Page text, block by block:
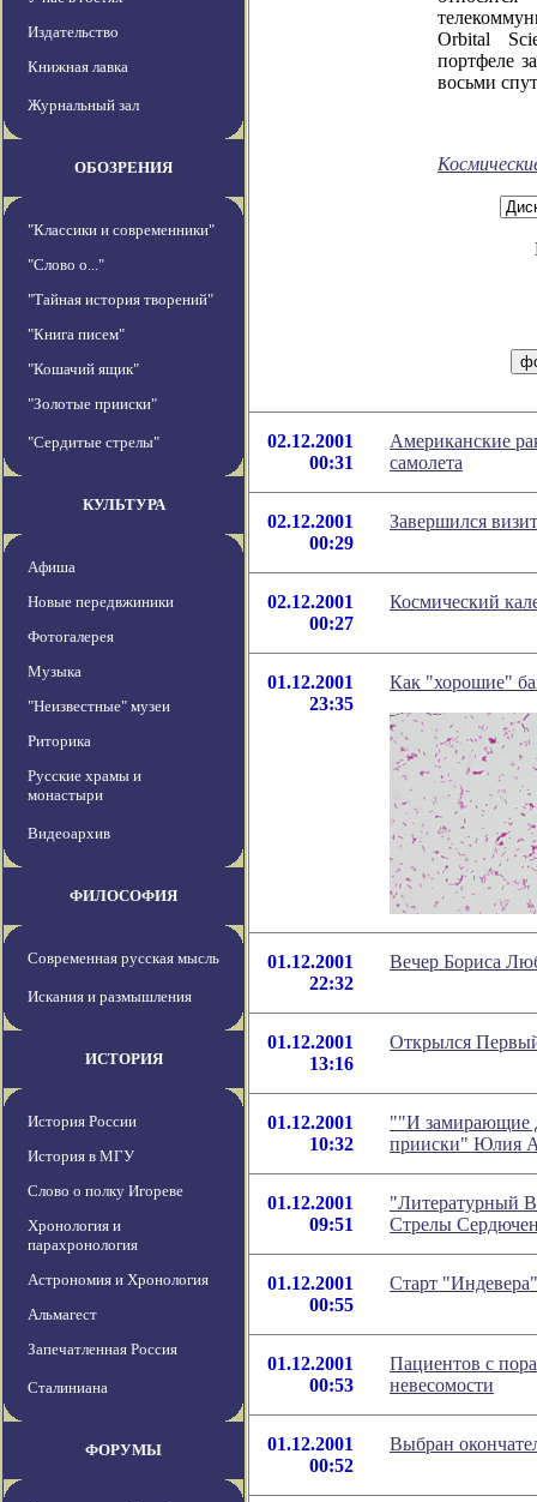
Издательство
Книжная лавка
Журнальный зал
ОБОЗРЕНИЯ
"Классики и современники"
"Слово о..."
"Тайная история творений"
"Книга писем"
"Кошачий ящик"
"Золотые прииски"
"Сердитые стрелы"
КУЛЬТУРА
Афиша
Новые передвжиники
Фотогалерея
Музыка
"Неизвестные" музеи
Риторика
Русские храмы и
монастыри
Видеоархив
ФИЛОСОФИЯ
Современная русская мысль
Искания и размышления
ИСТОРИЯ
История России
История в МГУ
Слово о полку Игореве
Хронология и
парахронология
Астрономия и Хронология
Альмагест
Запечатленная Россия
Сталиниана
ФОРУМЫ
Orbital
портфеле
восьми
02.12.2001
00:31
Американские
самолета
02.12.2001
00:29
Завершился
02.12.2001
00:27
Космический
01.12.2001
23:35
Как "хорошие"
01.12.2001
22:32
Вечер Бориса
01.12.2001
13:16
Открылся
01.12.2001
10:32
""И замирающие
прииски" Юлия
01.12.2001
09:51
"Литературный
Стрелы
01.12.2001
00:55
Старт
01.12.2001
00:53
Пациентов с
невесомости
01.12.2001
00:52
Выбран